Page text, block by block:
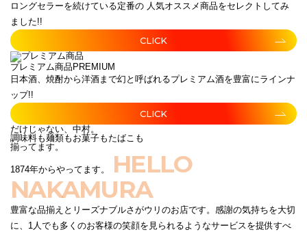
ロングセラーを続けている定番の 人気オススメ商品をセレクトしてみ
ました!!
CLICK
プレミアム商品 PREMIUM
日本酒、焼酎から洋酒まで幻と呼ばれるプレミアム酒を豊富にラインナ
ップ!!
CLICK
だけじゃない、中村。
調味料も麺類もお菓子もたばこも
揃ってます。
1874年からやってます。
HELLO
NAKAMURA
豊富な品揃えとリーズナブルさがウリのお店です。感謝の気持ちを大切
に、1人でも多くのお客様の笑顔を見られるようなサービスを提供すべ